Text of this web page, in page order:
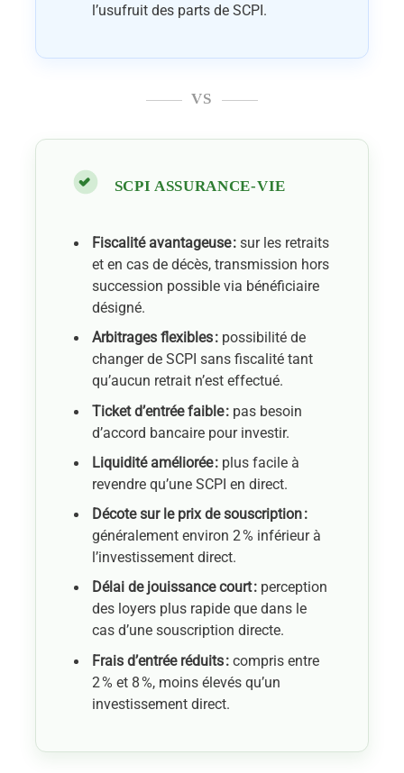
l’usufruit des parts de SCPI.
VS
SCPI ASSURANCE-VIE
Fiscalité avantageuse : sur les retraits
et en cas de décès, transmission hors
succession possible via bénéficiaire
désigné.
Arbitrages flexibles : possibilité de
changer de SCPI sans fiscalité tant
qu’aucun retrait n’est effectué.
Ticket d’entrée faible : pas besoin
d’accord bancaire pour investir.
Liquidité améliorée : plus facile à
revendre qu’une SCPI en direct.
Décote sur le prix de souscription :
généralement environ 2 % inférieur à
l’investissement direct.
Délai de jouissance court : perception
des loyers plus rapide que dans le
cas d’une souscription directe.
Frais d’entrée réduits : compris entre
2 % et 8 %, moins élevés qu’un
investissement direct.